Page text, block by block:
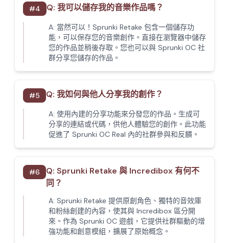
#4 Q: 我可以儲存我的音樂作品嗎？
A: 當然可以！Sprunki Retake 包含一個儲存功
能，可以保存您的音樂創作。直接在瀏覽器中儲存
您的作品並稍後存取。您也可以與 Sprunki OC 社
群分享您儲存的作品。
#5 Q: 我如何與他人分享我的創作？
A: 使用內建的分享功能來分發您的作品。生成可
分享的連結或代碼，供他人體驗您的創作。此功能
促進了 Sprunki OC Real 內的社群參與和反饋。
#6 Q: Sprunki Retake 與 Incredibox 有何不
同？
A: Sprunki Retake 提供原創角色、獨特的音效庫
和粉絲創建的內容，使其與 Incredibox 區分開
來。作為 Sprunki OC 遊戲，它提供社群驅動的增
強功能和創意模組，擴展了原始概念。